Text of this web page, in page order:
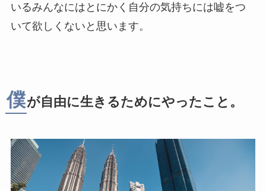
いるみんなにはとにかく自分の気持ちには嘘をつ
いて欲しくないと思います。
僕が自由に生きるためにやったこと。